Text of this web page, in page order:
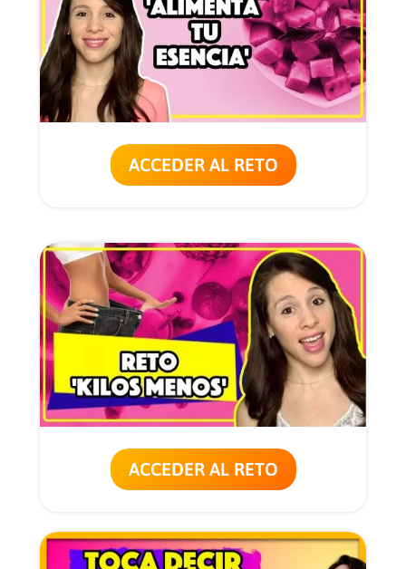
ACCEDER AL RETO
ACCEDER AL RETO